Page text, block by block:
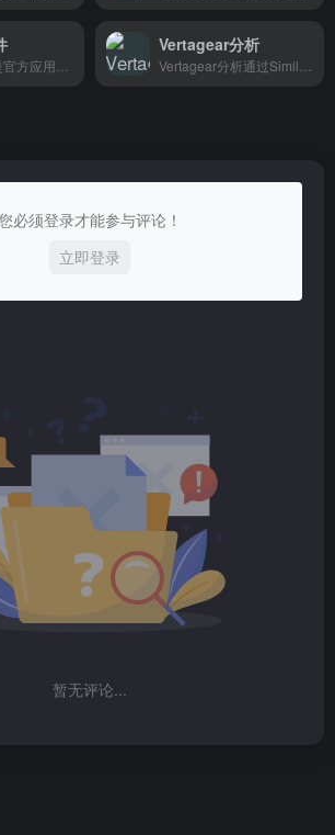
Vertagear分析
必须登录才能参与评论！
立即登录
暂无评论...